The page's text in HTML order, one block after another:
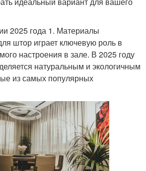
2025 года 1. Материалы
штор играет ключевую роль в
настроения в зале. В 2025 году
натуральным и экологичным
из самых популярных